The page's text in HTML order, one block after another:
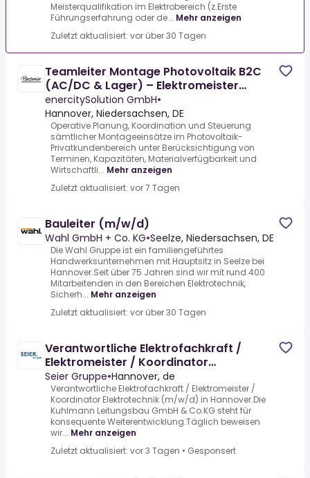
Meisterqualifikation im Elektrobereich (z.Erste
Führungserfahrung oder de... Mehr anzeigen
Zuletzt aktualisiert: vor über 30 Tagen
Teamleiter Montage Photovoltaik B2C
(AC/DC & Lager) – Elektromeister
(m/w/d)
enercitySolution GmbH•
Hannover, Niedersachsen, DE
Operative Planung, Koordination und Steuerung
sämtlicher Montageeinsätze im Photovoltaik-
Privatkundenbereich unter Berücksichtigung von
Terminen, Kapazitäten, Materialverfügbarkeit und
Wirtschaftli... Mehr anzeigen
Zuletzt aktualisiert: vor 7 Tagen
Bauleiter (m/w/d)
Wahl GmbH + Co. KG•Seelze, Niedersachsen, DE
Die Wahl Gruppe ist ein familiengeführtes
Handwerksunternehmen mit Hauptsitz in Seelze bei
Hannover.Seit über 75 Jahren sind wir mit rund 400
Mitarbeitenden in den Bereichen Elektrotechnik,
Sicherh... Mehr anzeigen
Zuletzt aktualisiert: vor über 30 Tagen
Verantwortliche Elektrofachkraft /
Elektromeister / Koordinator
Elektrotechnik (m/w/d)
Seier Gruppe•Hannover, de
Verantwortliche Elektrofachkraft / Elektromeister /
Koordinator Elektrotechnik (m/w/d) in Hannover.Die
Kuhlmann Leitungsbau GmbH & Co.KG steht für
konsequente Weiterentwicklung.Täglich beweisen
wir... Mehr anzeigen
Zuletzt aktualisiert: vor 3 Tagen • Gesponsert